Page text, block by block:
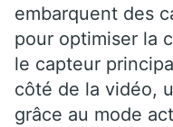
embarquent des
pour optimiser la
le capteur
côté de la vidéo,
grâce au mode